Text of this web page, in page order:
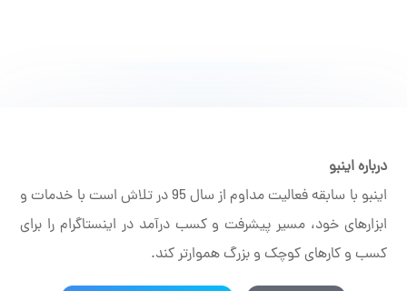
درباره اینبو
اینبو با سابقه فعالیت مداوم از سال 95 در تلاش است با خدمات و
ابزارهای خود، مسیر پیشرفت و کسب درآمد در اینستاگرام را برای
کسب و کارهای کوچک و بزرگ هموارتر کند.